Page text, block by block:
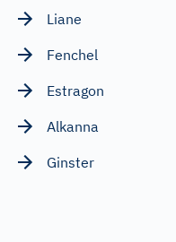
Liane
Fenchel
Estragon
Alkanna
Ginster